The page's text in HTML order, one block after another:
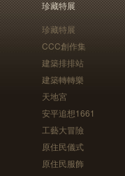
珍藏特展
珍藏特展
CCC創作集
建築排排站
建築轉轉樂
天地宮
安平追想1661
工藝大冒險
原住民儀式
原住民服飾